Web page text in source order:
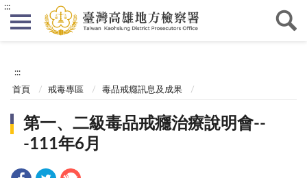
:::
:::
首頁 戒毒專區 毒品戒癮訊息及成果
第一、二級毒品戒癮治療說明會--
-111年6月